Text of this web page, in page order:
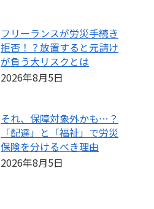
フリーランスが労災手続き
拒否！？放置すると元請け
が負う大リスクとは
2026年8月5日
それ、保障対象外かも…？
「配達」と「福祉」で労災
保険を分けるべき理由
2026年8月5日